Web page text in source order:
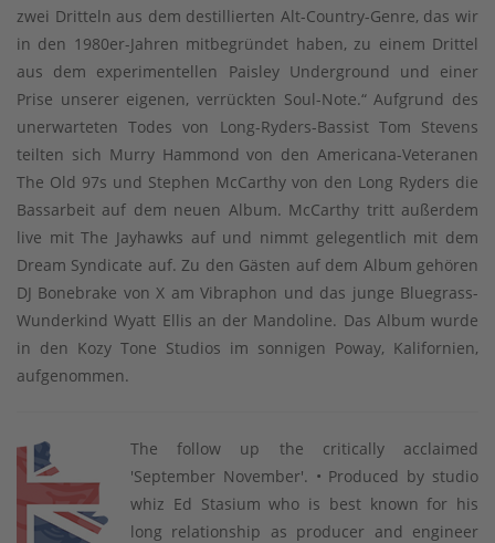
zwei Dritteln aus dem destillierten Alt-Country-Genre, das wir
in den 1980er-Jahren mitbegründet haben, zu einem Drittel
aus dem experimentellen Paisley Underground und einer
Prise unserer eigenen, verrückten Soul-Note.“ Aufgrund des
unerwarteten Todes von Long-Ryders-Bassist Tom Stevens
teilten sich Murry Hammond von den Americana-Veteranen
The Old 97s und Stephen McCarthy von den Long Ryders die
Bassarbeit auf dem neuen Album. McCarthy tritt außerdem
live mit The Jayhawks auf und nimmt gelegentlich mit dem
Dream Syndicate auf. Zu den Gästen auf dem Album gehören
DJ Bonebrake von X am Vibraphon und das junge Bluegrass-
Wunderkind Wyatt Ellis an der Mandoline. Das Album wurde
in den Kozy Tone Studios im sonnigen Poway, Kalifornien,
aufgenommen.
The follow up the critically acclaimed
'September November'. • Produced by studio
whiz Ed Stasium who is best known for his
long relationship as producer and engineer